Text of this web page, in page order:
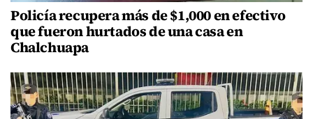
Policía recupera más de $1,000 en efectivo
que fueron hurtados de una casa en
Chalchuapa